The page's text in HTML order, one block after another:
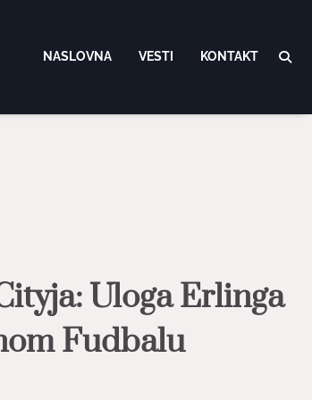
NASLOVNA VESTI KONTAKT
Uloga Erlinga
Fudbalu